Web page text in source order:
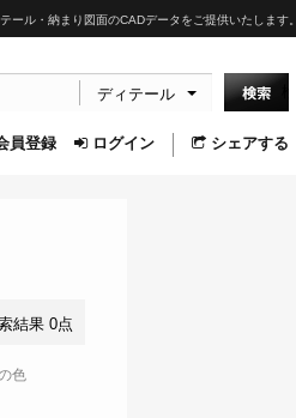
ール・納まり図面のCADデータをご提供いたします。
ディテール
員登録 ログイン シェアする
結果 0点
色